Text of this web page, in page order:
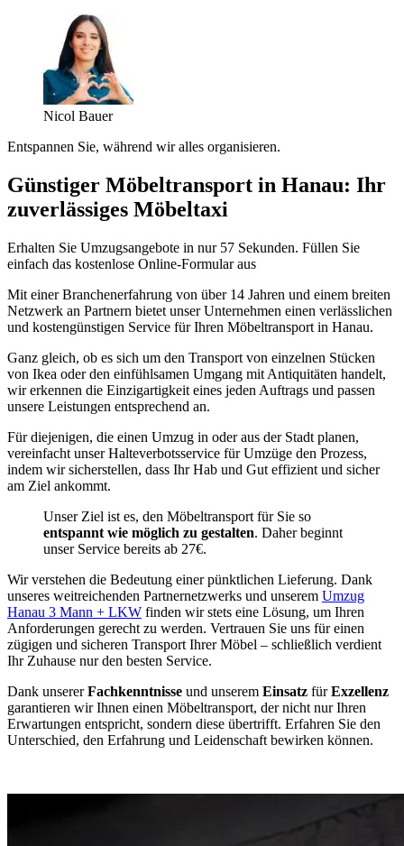
Nicol Bauer
Entspannen Sie, während wir alles organisieren.
Günstiger Möbeltransport in Hanau: Ihr
zuverlässiges Möbeltaxi
Erhalten Sie Umzugsangebote in nur 57 Sekunden. Füllen Sie
einfach das kostenlose Online-Formular aus
Mit einer Branchenerfahrung von über 14 Jahren und einem breiten
Netzwerk an Partnern bietet unser Unternehmen einen verlässlichen
und kostengünstigen Service für Ihren Möbeltransport in Hanau.
Ganz gleich, ob es sich um den Transport von einzelnen Stücken
von Ikea oder den einfühlsamen Umgang mit Antiquitäten handelt,
wir erkennen die Einzigartigkeit eines jeden Auftrags und passen
unsere Leistungen entsprechend an.
Für diejenigen, die einen Umzug in oder aus der Stadt planen,
vereinfacht unser Halteverbotsservice für Umzüge den Prozess,
indem wir sicherstellen, dass Ihr Hab und Gut effizient und sicher
am Ziel ankommt.
Unser Ziel ist es, den Möbeltransport für Sie so
entspannt wie möglich zu gestalten. Daher beginnt
unser Service bereits ab 27€.
Wir verstehen die Bedeutung einer pünktlichen Lieferung. Dank
unseres weitreichenden Partnernetzwerks und unserem Umzug
Hanau 3 Mann + LKW finden wir stets eine Lösung, um Ihren
Anforderungen gerecht zu werden. Vertrauen Sie uns für einen
zügigen und sicheren Transport Ihrer Möbel – schließlich verdient
Ihr Zuhause nur den besten Service.
Dank unsererFachkenntnisse und unserem Einsatz fürExzellenz
garantieren wir Ihnen einen Möbeltransport, der nicht nur Ihren
Erwartungen entspricht, sondern diese übertrifft. Erfahren Sie den
Unterschied, den Erfahrung und Leidenschaft bewirken können.